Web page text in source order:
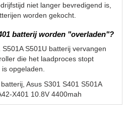
niet langer bevredigend is,
worden gekocht.
batterij worden "overladen"?
S501U batterij vervangen
die het laadproces stopt
opgeladen.
Asus S301 S401 S501A
X401 10.8V 4400mah